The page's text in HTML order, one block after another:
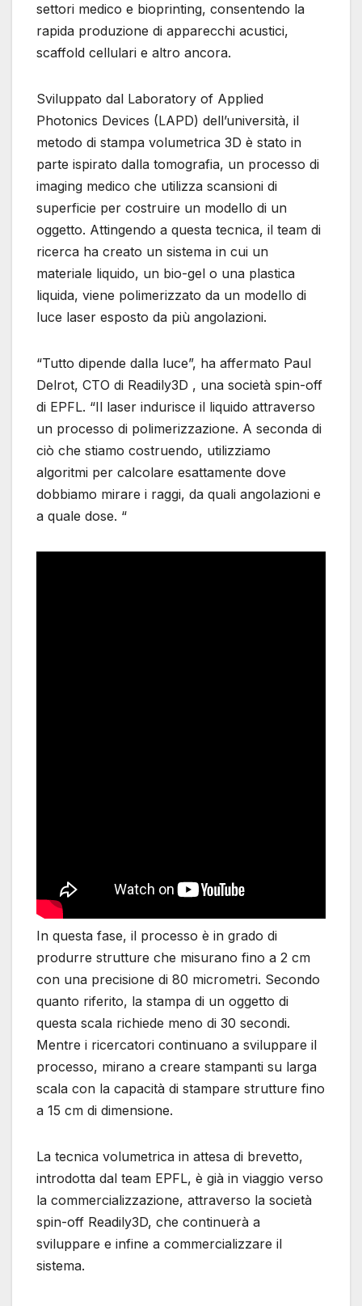
settori medico e bioprinting, consentendo la
rapida produzione di apparecchi acustici,
scaffold cellulari e altro ancora.
Sviluppato dal Laboratory of Applied
Photonics Devices (LAPD) dell’università, il
metodo di stampa volumetrica 3D è stato in
parte ispirato dalla tomografia, un processo di
imaging medico che utilizza scansioni di
superficie per costruire un modello di un
oggetto. Attingendo a questa tecnica, il team di
ricerca ha creato un sistema in cui un
materiale liquido, un bio-gel o una plastica
liquida, viene polimerizzato da un modello di
luce laser esposto da più angolazioni.
“Tutto dipende dalla luce”, ha affermato Paul
Delrot, CTO di Readily3D , una società spin-off
di EPFL. “Il laser indurisce il liquido attraverso
un processo di polimerizzazione. A seconda di
ciò che stiamo costruendo, utilizziamo
algoritmi per calcolare esattamente dove
dobbiamo mirare i raggi, da quali angolazioni e
a quale dose. “
In questa fase, il processo è in grado di
produrre strutture che misurano fino a 2 cm
con una precisione di 80 micrometri. Secondo
quanto riferito, la stampa di un oggetto di
questa scala richiede meno di 30 secondi.
Mentre i ricercatori continuano a sviluppare il
processo, mirano a creare stampanti su larga
scala con la capacità di stampare strutture fino
a 15 cm di dimensione.
La tecnica volumetrica in attesa di brevetto,
introdotta dal team EPFL, è già in viaggio verso
la commercializzazione, attraverso la società
spin-off Readily3D, che continuerà a
sviluppare e infine a commercializzare il
sistema.